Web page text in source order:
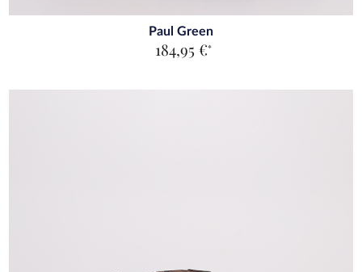
Paul Green
184,95 €*